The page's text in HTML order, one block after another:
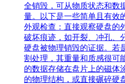
全销毁，可从物质状态和数
量。以下是一些简单且有效
外观检查：直接观察硬盘的
破坏痕迹，如开裂、冲孔、
硬盘被物理销毁的证据。若
割处理，其重量和质感很可
的数据存储在盘片上的磁体
的物理结构，或直接碾碎硬